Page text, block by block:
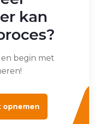
kan
begin met